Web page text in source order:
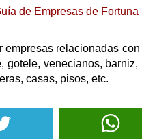
de Empresas de Fortuna
empresas relacionadas
gotele, venecianos,
casas, pisos, etc.